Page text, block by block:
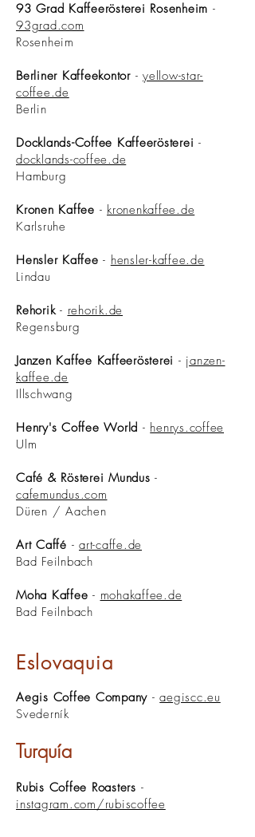
93 Grad Kaffeerösterei Rosenheim -
93grad.com
Rosenheim
Berliner Kaffeekontor - yellow-star-
coffee.de
Berlin
Docklands-Coffee Kaffeerösterei -
docklands-coffee.de
Hamburg
Kronen Kaffee - kronenkaffee.de
Karlsruhe
Hensler Kaffee- hensler-kaffee.de
Lindau
Rehorik - rehorik.de
Regensburg
Janzen Kaffee Kaffeerösterei - janzen-
kaffee.de
Illschwang
Henry's Coffee World - henrys.coffee
Ulm
Café & Rösterei Mundus-
cafemundus.com
Düren / Aachen
Art Caffé - art-caffe.de
Bad Feilnbach
Moha Kaffee - mohakaffee.de
Bad Feilnbach
Eslovaquia
Aegis Coffee Company -aegiscc.eu
Svederník
Turquía​
Rubis Coffee Roasters -
instagram.com/rubiscoffee